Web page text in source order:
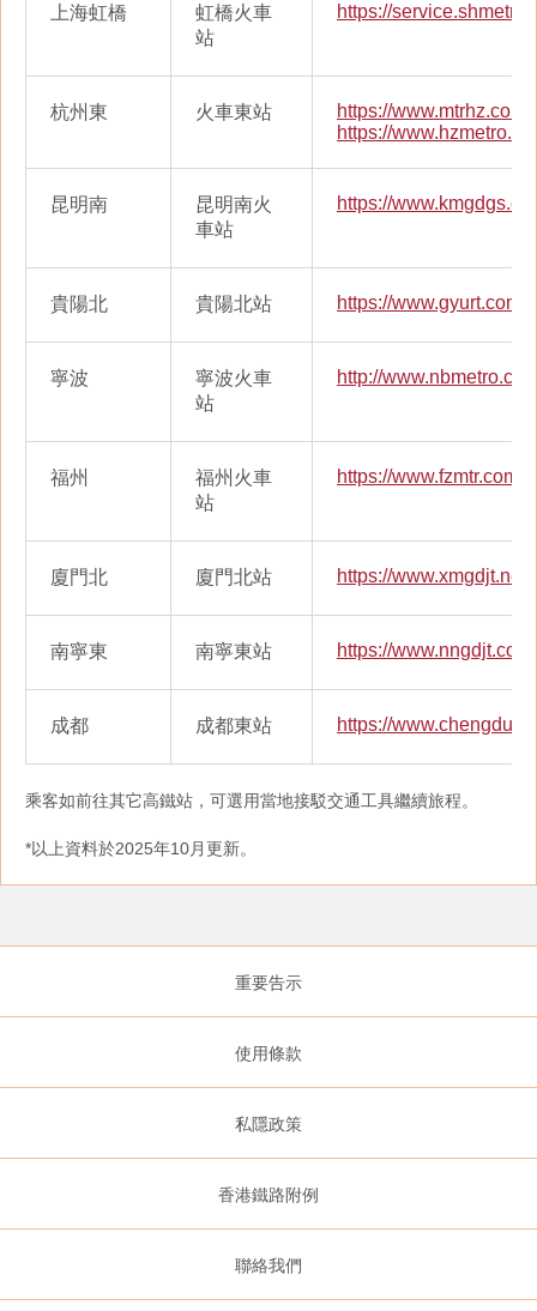
上海虹橋
虹橋火車
站
https://
杭州東 火車東站
https://
https://
昆明南
昆明南火
車站
https://
貴陽北 貴陽北站 https://www.gyurt.com/
寧波
寧波火車
站
http://
福州
福州火車
站
https://www.fzmtr.com/
廈門北 廈門北站 https://www.xmgdjt.net/
南寧東 南寧東站 https://
成都 成都東站 https://
乘客如前往其它高鐵站，可選用當地接駁交通工具繼續旅程。
*以上資料於2025年10月更新。
重要告示
使用條款
私隱政策
香港鐵路附例
聯絡我們